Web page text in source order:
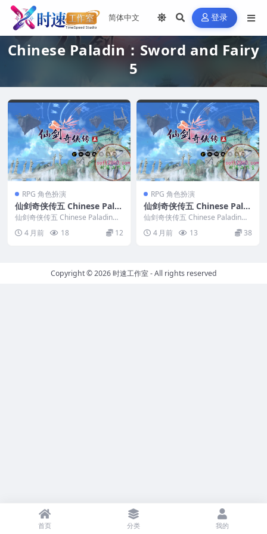
登录
Chinese Paladin：Sword and Fairy
5
RPG 角色扮演
仙剑奇侠传五 Chinese Pala
din：Sword and Fairy 5 W
IN游戏 PC电脑游戏 适配系统
WINDOWS
仙剑奇侠传五 Chinese Paladin：
4 月前 18 12
RPG 角色扮演
仙剑奇侠传五 Chinese Pala
din：Sword and Fairy 5 M
AC游戏 苹果电脑游戏 适配苹
果OS系统macOS
仙剑奇侠传五 Chinese Paladin：
4 月前 13 38
Copyright © 2026时速工作室- All rights reserved
首页 分类 我的